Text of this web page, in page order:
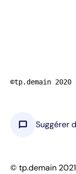
©tp.demain 2020
chat_bubble Suggérer
© tp.demain